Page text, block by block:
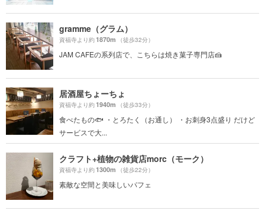
gramme（グラム）
資福寺より約1870m （徒歩32分）
JAM CAFEの系列店で、こちらは焼き菓子専門店🍰
居酒屋ちょーちょ
資福寺より約1940m （徒歩33分）
食べたもの🐟 ・とろたく（お通し） ・お刺身3点盛り だけど
サービスで大...
クラフト+植物の雑貨店morc（モーク）
資福寺より約1300m （徒歩22分）
素敵な空間と美味しいパフェ